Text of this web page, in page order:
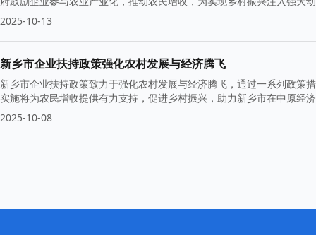
2025-10-13
新乡市企业扶持政策强化农村发展与经济腾飞
新乡市企业扶持政策致力于强化农村发展与经济腾飞，通过一系列政策
实施将为农民增收提供有力支持，促进乡村振兴，助力新乡市在中原经
2025-10-08